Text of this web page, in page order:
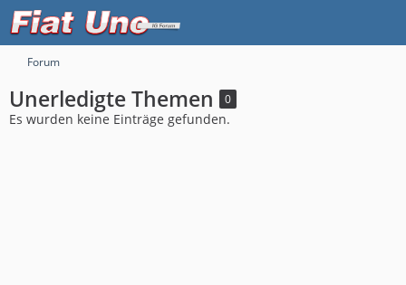
Forum
Unerledigte Themen 0
Es wurden keine Einträge gefunden.